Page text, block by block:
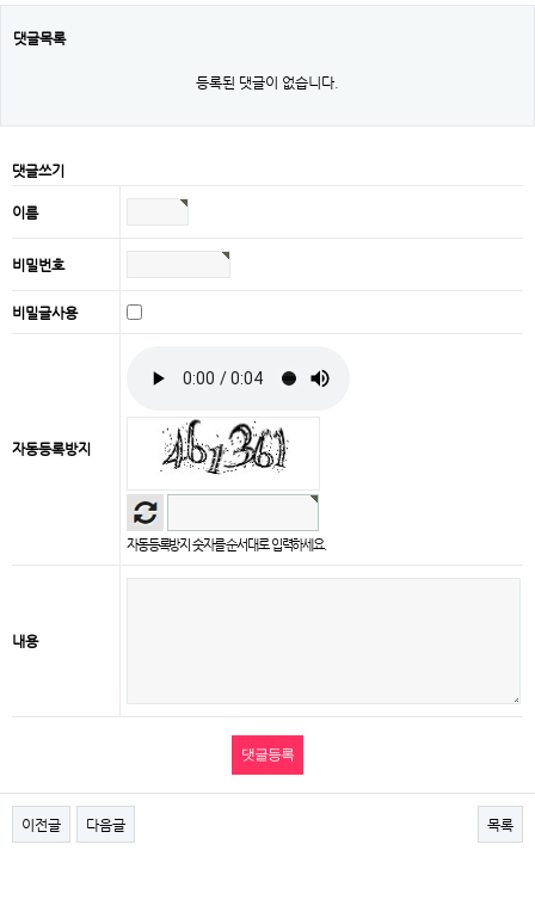
댓글목록
등록된 댓글이 없습니다.
댓글쓰기
이름
비밀번호
비밀글사용
자동등록방지
자동등록방지 숫자를 순서대로 입력하세요.
내용
이전글 다음글 목록